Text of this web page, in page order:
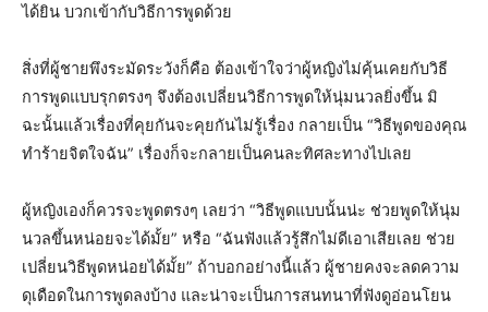
ได้ยิน บวกเข้ากับวิธีการพูดด้วย
สิ่งที่ผู้ชายพึงระมัดระวังก็คือ ต้องเข้าใจว่าผู้หญิงไม่คุ้นเคยกับวิธี
การพูดแบบรุกตรงๆ จึงต้องเปลี่ยนวิธีการพูดให้นุ่มนวลยิ่งขึ้น มิ
ฉะนั้นแล้วเรื่องที่คุยกันจะคุยกันไม่รู้เรื่อง กลายเป็น “วิธีพูดของคุณ
ทำร้ายจิตใจฉัน” เรื่องก็จะกลายเป็นคนละทิศละทางไปเลย
ผู้หญิงเองก็ควรจะพูดตรงๆ เลยว่า “วิธีพูดแบบนั้นน่ะ ช่วยพูดให้นุ่ม
นวลขึ้นหน่อยจะได้มั้ย” หรือ “ฉันฟังแล้วรู้สึกไม่ดีเอาเสียเลย ช่วย
เปลี่ยนวิธีพูดหน่อยได้มั้ย” ถ้าบอกอย่างนี้แล้ว ผู้ชายคงจะลดความ
ดุเดือดในการพูดลงบ้าง และน่าจะเป็นการสนทนาที่ฟังดูอ่อนโยน